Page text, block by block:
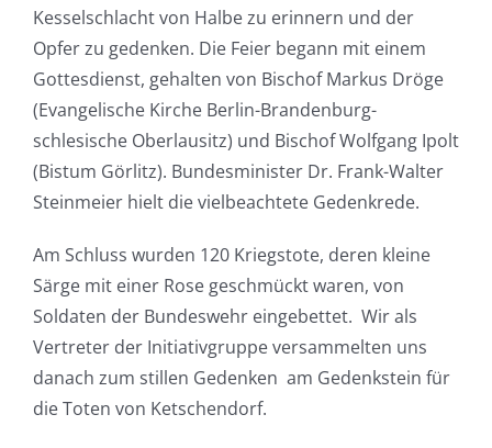
Kesselschlacht von Halbe zu erinnern und der
Opfer zu gedenken. Die Feier begann mit einem
Gottesdienst, gehalten von Bischof Markus Dröge
(Evangelische Kirche Berlin-Brandenburg-
schlesische Oberlausitz) und Bischof Wolfgang Ipolt
(Bistum Görlitz). Bundesminister Dr. Frank-Walter
Steinmeier hielt die vielbeachtete Gedenkrede.
Am Schluss wurden 120 Kriegstote, deren kleine
Särge mit einer Rose geschmückt waren, von
Soldaten der Bundeswehr eingebettet. Wir als
Vertreter der Initiativgruppe versammelten uns
danach zum stillen Gedenken am Gedenkstein für
die Toten von Ketschendorf.